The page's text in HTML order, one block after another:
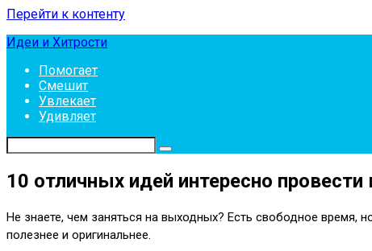
Перейти к контенту
Идеи и Хитрости
Помогает
Смешит
Увлекает
Удивляет
10 отличных идей интересно
Не знаете, чем заняться на выходных? Есть свободное время,
полезнее и оригинальнее.